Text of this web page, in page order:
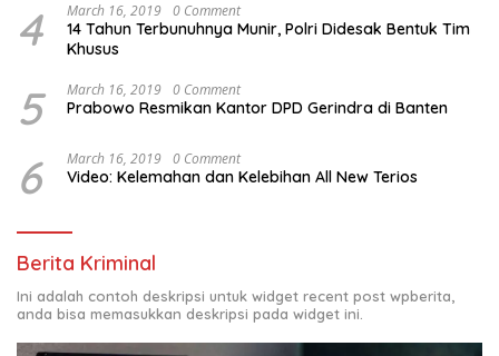
4 March 16, 2019 0 Comment
14 Tahun Terbunuhnya Munir, Polri Didesak Bentuk Tim
Khusus
5 March 16, 2019 0 Comment
Prabowo Resmikan Kantor DPD Gerindra di Banten
6 March 16, 2019 0 Comment
Video: Kelemahan dan Kelebihan All New Terios
Berita Kriminal
Ini adalah contoh deskripsi untuk widget recent post wpberita,
anda bisa memasukkan deskripsi pada widget ini.